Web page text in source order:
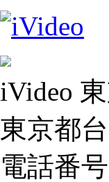
iVideo
東京都
電話番